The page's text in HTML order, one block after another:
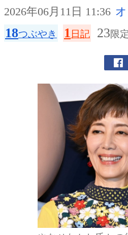
2026年06月11日 11:36
18つぶやき 1 日記 23限